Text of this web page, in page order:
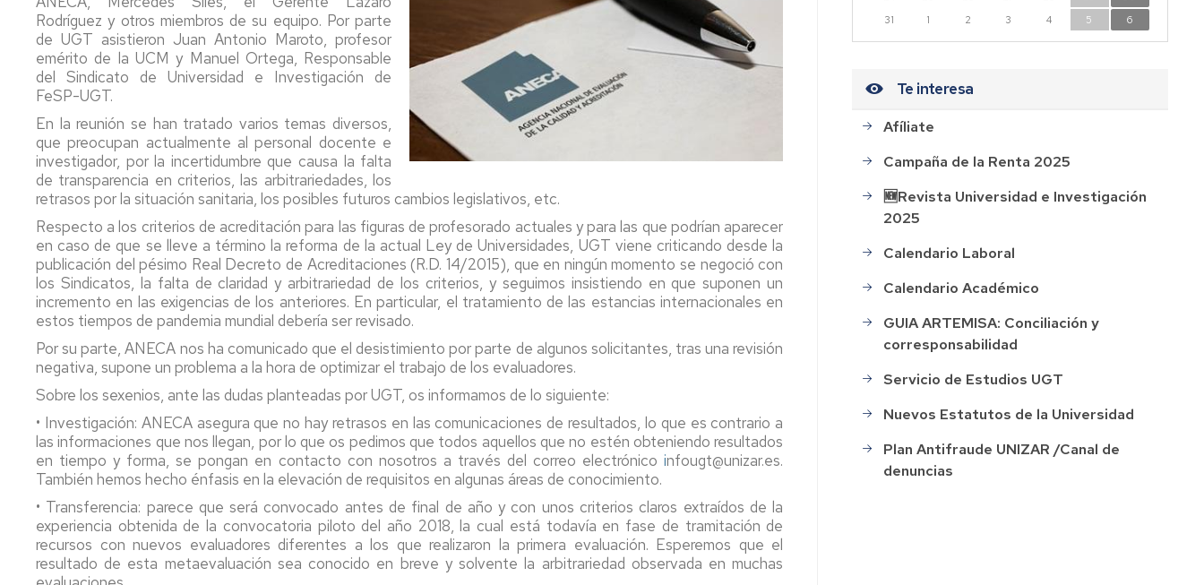
PTGAS
Candidatura
PTGAS
Laboral
Candidatura
PTGAS
Funcionario
Comunicados,
noticias
y
publicaciones
Archivo
2019
Programa
PAS
2019
Programa
PDI
2019
Candidatura
PAS
Funcionario
2019
Candidatura
PAS
Laboral
2019
Qué
es
la
FeSP
Estatutos
Federación
Portal
es
la
UGT
Afíliate
Declaración
la
Renta
No
olvides
desgravar
tu
cuota
sindical
en
la
declaración
del
IRPF
2022
Conócenos_UGT
Estatuto
PDI
Formacion
I+D+i
Estatuto
P.I.
Formación
II
Convenio
Colectivo
PDI
Laboral
LOSU
Ordenación
de
Estudios
PDI
Te
Interesa....
Convocatoria
ED
2026
a
la
Evaluación
del
Desempeño
carrera
profesional
Te
Interesa....
PTGAS
Mesa
PTGAS
2025-
2026
Histórico
mesas
de
PTGAS
Carrera
Profesional
PTGAS
Normativa
Carrera
Profesional
Horizontal
Tramo
específico
de
la
carrera
profesional
Convenio
Colectivo
PTGAS
Laboral
Oferta
de
Empleo
Programa
Mentoring
RPT
Funcionarios/Grupo
B
condiciones
de
trabajo
y
salario
Acuerdo
Marco
empleados
públicos
2025-
2028
Voz
Sindical
Jubilaciones
Guía
práctica
y
para
mayores
La
Jubilación
en
el
Laboral
Reestructuración
Departamental
Universidad
Pública
EN
PDI
LABORAL
convenio
de
PAS
ritmo
año
de
negociación
casi
sin
Preacuerdo
PTGAS
Laboral
Investigación
reunión
de
trabajo
Convenio
PAS
UZ
Rodríguez y otros miembros de su equipo. Por parte
de UGT asistieron Juan Antonio Maroto, profesor
emérito de la UCM y Manuel Ortega, Responsable
del Sindicato de Universidad e Investigación de
FeSP-UGT.
En la reunión se han tratado varios temas diversos,
que preocupan actualmente al personal docente e
investigador, por la incertidumbre que causa la falta
de transparencia en criterios, las arbitrariedades, los
retrasos por la situación sanitaria, los posibles futuros cambios legislativos, etc.
Respecto a los criterios de acreditación para las figuras de profesorado actuales y para las que podrían aparecer
en caso de que se lleve a término la reforma de la actual Ley de Universidades, UGT viene criticando desde la
publicación del pésimo Real Decreto de Acreditaciones (R.D. 14/2015), que en ningún momento se negoció con
los Sindicatos, la falta de claridad y arbitrariedad de los criterios, y seguimos insistiendo en que suponen un
incremento en las exigencias de los anteriores. En particular, el tratamiento de las estancias internacionales en
estos tiempos de pandemia mundial debería ser revisado.
Por su parte, ANECA nos ha comunicado que el desistimiento por parte de algunos solicitantes, tras una revisión
negativa, supone un problema a la hora de optimizar el trabajo de los evaluadores.
Sobre los sexenios, ante las dudas planteadas por UGT, os informamos de lo siguiente:
• Investigación: ANECA asegura que no hay retrasos en las comunicaciones de resultados, lo que es contrario a
las informaciones que nos llegan, por lo que os pedimos que todos aquellos que no estén obteniendo resultados
en tiempo y forma, se pongan en contacto con nosotros a través del correo electrónicoinfougt@unizar.es.
También hemos hecho énfasis en la elevación de requisitos en algunas áreas de conocimiento.
• Transferencia: parece que será convocado antes de final de año y con unos criterios claros extraídos de la
experiencia obtenida de la convocatoria piloto del año 2018, la cual está todavía en fase de tramitación de
recursos con nuevos evaluadores diferentes a los que realizaron la primera evaluación. Esperemos que el
resultado de esta metaevaluación sea conocido en breve y solvente la arbitrariedad observada en muchas
31
1 2 3 4 5 6
Te interesa
Afíliate
Campaña de la Renta 2025
🆕Revista Universidad e Investigación
2025
Calendario Laboral
Calendario Académico
GUIA ARTEMISA: Conciliación y
corresponsabilidad
Servicio de Estudios UGT
Nuevos Estatutos de la Universidad
Plan Antifraude UNIZAR /Canal de
denuncias